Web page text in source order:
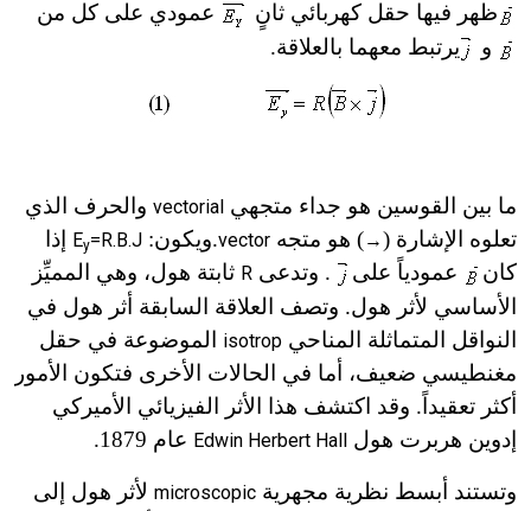
ظهر فيها حقل كهربائي ثانٍ
عمودي على كل من
و
يرتبط معهما بالعلاقة.
ما بين القوسين هو جداء متجهي vectorial والحرف الذي
تعلوه الإشارة (→) هو متجه vector
.ويكون: Ey=R.B.J
إذا
كان
عمودياً على . وتدعى R ثابتة هول، وهي المميِّز
الأساسي لأثر هول. وتصف العلاقة السابقة أثر هول في
النواقل المتماثلة المناحي isotrop
الموضوعة في حقل
مغنطيسي ضعيف، أما في الحالات الأخرى فتكون الأمور
أكثر تعقيداً. وقد اكتشف هذا الأثر الفيزيائي الأميركي
إدوين هربرت هول
Edwin Herbert Hall عام 1879.
وتستند أبسط نظرية مجهرية microscopic لأثر هول إلى